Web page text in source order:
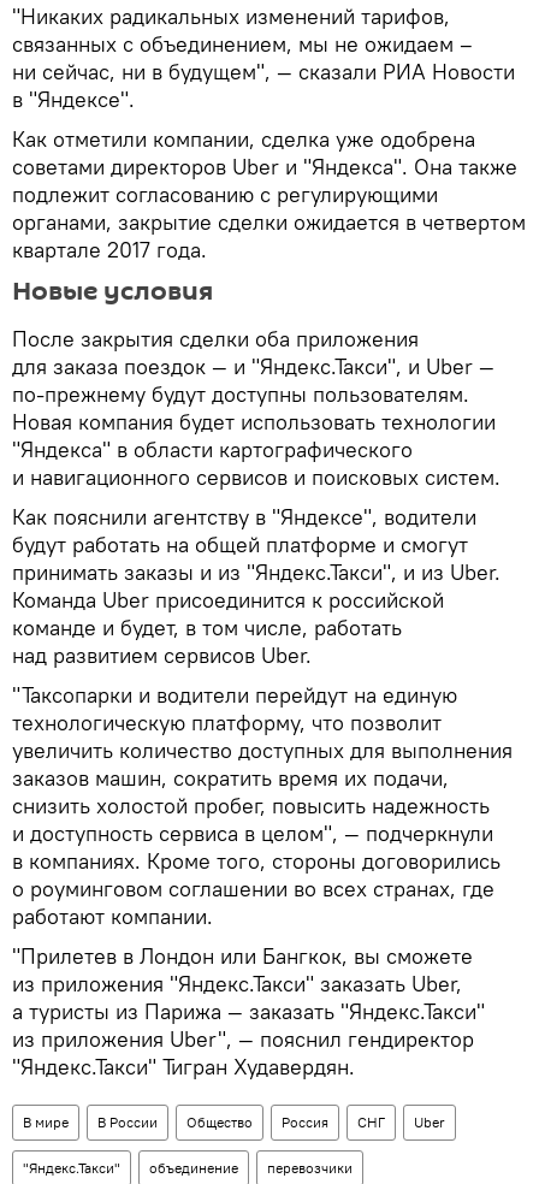
"Никаких радикальных изменений тарифов,
связанных с объединением, мы не ожидаем –
ни сейчас, ни в будущем", — сказали РИА Новости
в "Яндексе".
Как отметили компании, сделка уже одобрена
советами директоров Uber и "Яндекса". Она также
подлежит согласованию с регулирующими
органами, закрытие сделки ожидается в четвертом
квартале 2017 года.
Новые условия
После закрытия сделки оба приложения
для заказа поездок — и "Яндекс.Такси", и Uber —
по-прежнему будут доступны пользователям.
Новая компания будет использовать технологии
"Яндекса" в области картографического
и навигационного сервисов и поисковых систем.
Как пояснили агентству в "Яндексе", водители
будут работать на общей платформе и смогут
принимать заказы и из "Яндекс.Такси", и из Uber.
Команда Uber присоединится к российской
команде и будет, в том числе, работать
над развитием сервисов Uber.
"Таксопарки и водители перейдут на единую
технологическую платформу, что позволит
увеличить количество доступных для выполнения
заказов машин, сократить время их подачи,
снизить холостой пробег, повысить надежность
и доступность сервиса в целом", — подчеркнули
в компаниях. Кроме того, стороны договорились
о роуминговом соглашении во всех странах, где
работают компании.
"Прилетев в Лондон или Бангкок, вы сможете
из приложения "Яндекс.Такси" заказать Uber,
а туристы из Парижа — заказать "Яндекс.Такси"
из приложения Uber", — пояснил гендиректор
"Яндекс.Такси" Тигран Худавердян.
В мире В России Общество Россия СНГ Uber
"Яндекс.Такси" объединение перевозчики